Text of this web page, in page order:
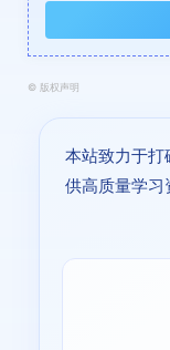
© 版权声明
本站致力于打
供高质量学习